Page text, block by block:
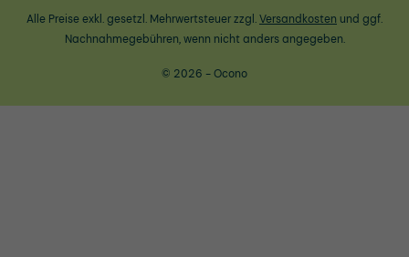
Alle Preise exkl. gesetzl. Mehrwertsteuer zzgl.Versandkosten und ggf.
Nachnahmegebühren, wenn nicht anders angegeben.
© 2026 - Ocono